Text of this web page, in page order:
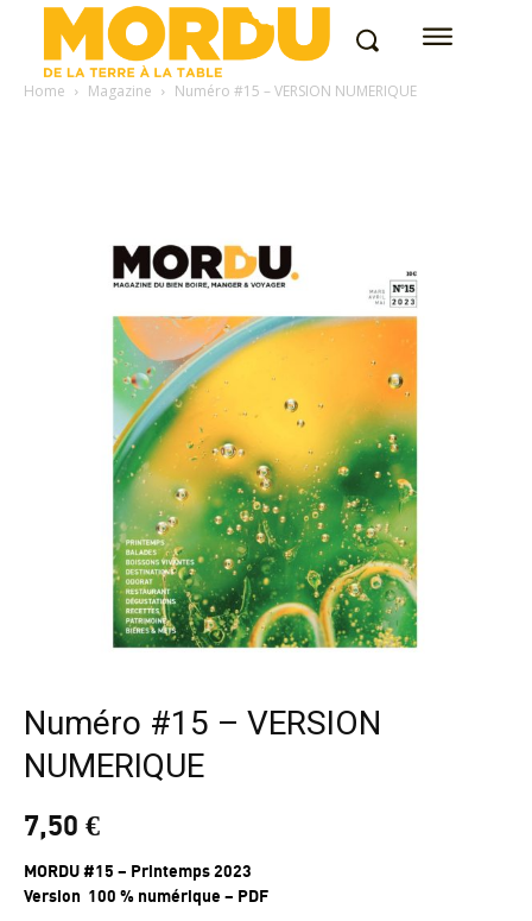
Home Magazine Numéro #15 – VERSION NUMERIQUE
Numéro #15 – VERSION
NUMERIQUE
7,50 €
MORDU #15 – Printemps 2023
Version 100 % numérique – PDF